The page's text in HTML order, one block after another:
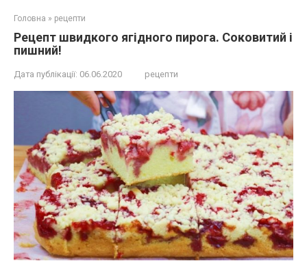
Головна » рецепти
Рецепт швидкого ягідного пирога. Соковитий і
пишний!
Дата публікації: 06.06.2020 рецепти